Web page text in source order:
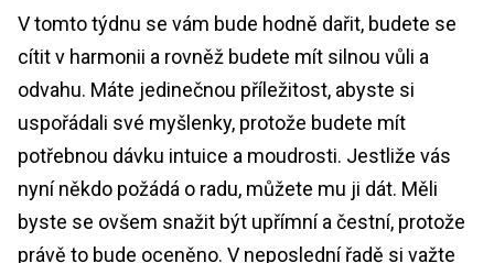
V tomto týdnu se vám bude hodně dařit, budete se
cítit v harmonii a rovněž budete mít silnou vůli a
odvahu. Máte jedinečnou příležitost, abyste si
uspořádali své myšlenky, protože budete mít
potřebnou dávku intuice a moudrosti. Jestliže vás
nyní někdo požádá o radu, můžete mu ji dát. Měli
byste se ovšem snažit být upřímní a čestní, protože
právě to bude oceněno. V neposlední řadě si važte